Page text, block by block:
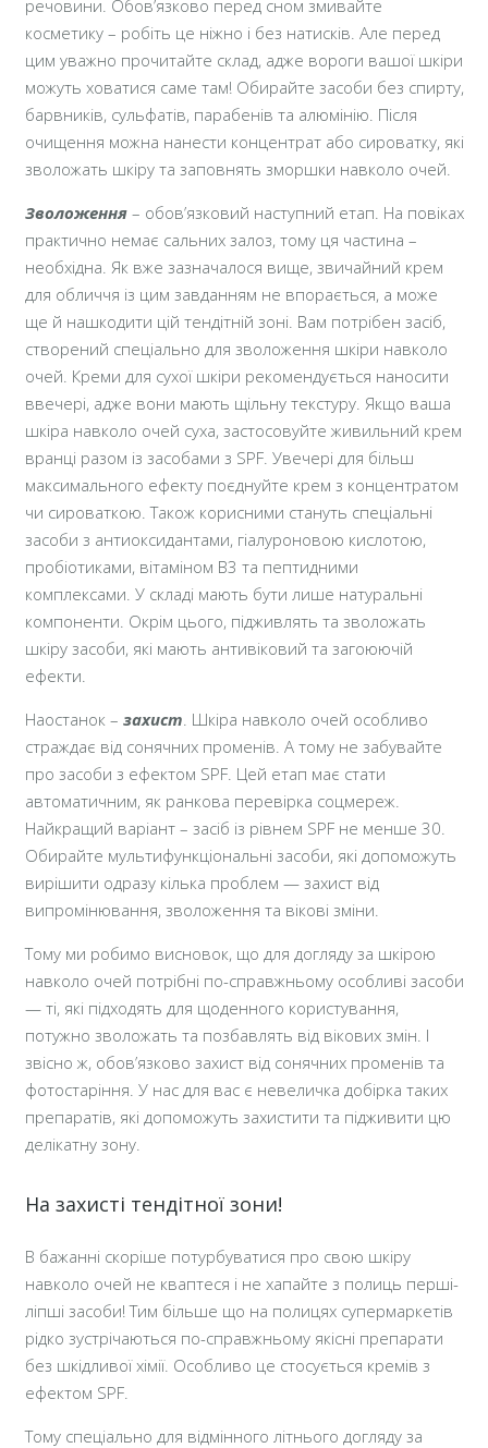
речовини. Обов’язково перед сном змивайте
косметику – робіть це ніжно і без натисків. Але перед
цим уважно прочитайте склад, адже вороги вашої шкіри
можуть ховатися саме там! Обирайте засоби без спирту,
барвників, сульфатів, парабенів та алюмінію. Після
очищення можна нанести концентрат або сироватку, які
зволожать шкіру та заповнять зморшки навколо очей.
Зволоження– обов’язковий наступний етап. На повіках
практично немає сальних залоз, тому ця частина –
необхідна. Як вже зазначалося вище, звичайний крем
для обличчя із цим завданням не впорається, а може
ще й нашкодити цій тендітній зоні. Вам потрібен засіб,
створений спеціально для зволоження шкіри навколо
очей. Креми для сухої шкіри рекомендується наносити
ввечері, адже вони мають щільну текстуру. Якщо ваша
шкіра навколо очей суха, застосовуйте живильний крем
вранці разом із засобами з SPF. Увечері для більш
максимального ефекту поєднуйте крем з концентратом
чи сироваткою. Також корисними стануть спеціальні
засоби з антиоксидантами, гіалуроновою кислотою,
пробіотиками, вітаміном В3 та пептидними
комплексами. У складі мають бути лише натуральні
компоненти. Окрім цього, підживлять та зволожать
шкіру засоби, які мають антивіковий та загоюючій
ефекти.
Наостанок – захист. Шкіра навколо очей особливо
страждає від сонячних променів. А тому не забувайте
про засоби з ефектом SPF. Цей етап має стати
автоматичним, як ранкова перевірка соцмереж.
Найкращий варіант – засіб із рівнем SPF не менше 30.
Обирайте мультифункціональні засоби, які допоможуть
вирішити одразу кілька проблем — захист від
випромінювання, зволоження та вікові зміни.
Тому ми робимо висновок, що для догляду за шкірою
навколо очей потрібні по-справжньому особливі засоби
— ті, які підходять для щоденного користування,
потужно зволожать та позбавлять від вікових змін. І
звісно ж, обов’язково захист від сонячних променів та
фотостаріння. У нас для вас є невеличка добірка таких
препаратів, які допоможуть захистити та підживити цю
делікатну зону.
На захисті тендітної зони!
В бажанні скоріше потурбуватися про свою шкіру
навколо очей не кваптеся і не хапайте з полиць перші-
ліпші засоби! Тим більше що на полицях супермаркетів
рідко зустрічаються по-справжньому якісні препарати
без шкідливої хімії. Особливо це стосується кремів з
ефектом SPF.
Тому спеціально для відмінного літнього догляду за